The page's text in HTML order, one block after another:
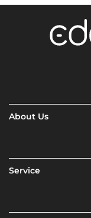
About Us
Service